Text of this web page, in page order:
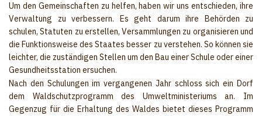
Um den Gemeinschaften zu helfen, haben wir uns entschieden, ihre
Verwaltung zu verbessern. Es geht darum ihre Behörden zu
schulen, Statuten zu erstellen, Versammlungen zu organisieren und
die Funktionsweise des Staates besser zu verstehen. So können sie
leichter, die zuständigen Stellen um den Bau einer Schule oder einer
Gesundheitsstation ersuchen.
Nach den Schulungen im vergangenen Jahr schloss sich ein Dorf
dem Waldschutzprogramm des Umweltministeriums an. Im
Gegenzug für die Erhaltung des Waldes bietet dieses Programm